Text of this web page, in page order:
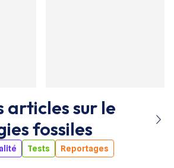
articles sur le
fossiles
Tests Reportages